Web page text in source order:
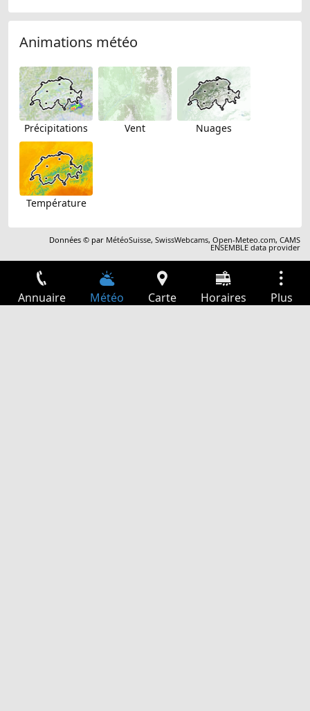
Animations météo
Précipitations Vent Nuages
Température
Données © par MétéoSuisse,SwissWebcams,Open-Meteo.com,CAMS
ENSEMBLE data provider
Annuaire Météo Carte Horaires Plus